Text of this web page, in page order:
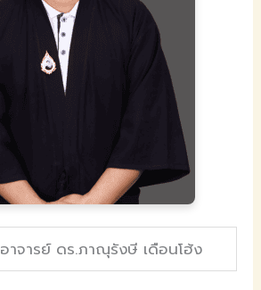
อาจารย์ ดร.ภาณุรังษี เดือนโฮ้ง